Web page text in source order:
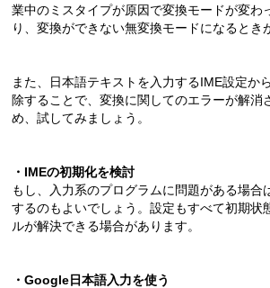
業中のミスタイプが原因で変換モードが変わ
り、変換ができない無変換モードになるとき
また、日本語テキストを入力するIME設定か
除することで、変換に関してのエラーが解消
め、試してみましょう。
・IMEの初期化を検討
もし、入力系のプログラムに問題がある場合
するのもよいでしょう。設定もすべて初期状
ルが解決できる場合があります。
・Google 日本語入力を使う